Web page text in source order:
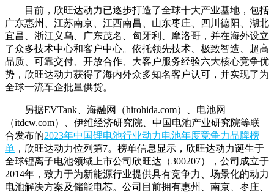
目前，欣旺达动力已逐步打造了全球十大产业基地，包括
广东惠州、江苏南京、江西南昌、山东枣庄、四川德阳、湖北
宜昌、浙江义乌、广东茂名、匈牙利、摩洛哥，并在海外设立
了众多技术中心和客户中心。依托领先技术、极致智造、超高
品质、可靠交付、开放合作、大客户服务经验六大核心竞争优
势，欣旺达动力获得了海内外众多知名客户认可，并实现了为
全球一流车企批量供货。
另据EVTank、海融网（hirohida.com）、电池网
（itdcw.com）、伊维经济研究院、中国电池产业研究院等联
合发布的2023年中国锂电池行业动力电池年度竞争力品牌榜
单 ，欣旺达动力位列第7。榜单信息显示，欣旺达动力诞生于
全球锂离子电池领域上市公司欣旺达（300207），公司成立于
2014年，致力于为新能源行业提供具有竞争力、场景化的动力
电池解决方案及储能电芯。公司目前拥有惠州、南京、枣庄、